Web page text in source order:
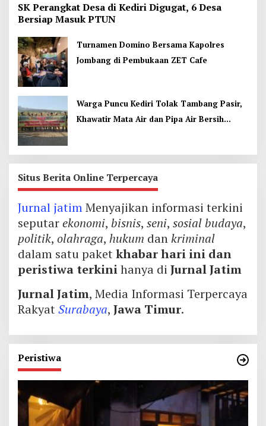
SK Perangkat Desa di Kediri Digugat, 6 Desa
Bersiap Masuk PTUN
Turnamen Domino Bersama Kapolres
Jombang di Pembukaan ZET Cafe
Warga Puncu Kediri Tolak Tambang Pasir,
Khawatir Mata Air dan Pipa Air Bersih
Situs Berita Online Terpercaya
Jurnal jatimMenyajikan informasi terkini
seputarekonomi, bisnis, seni, sosial budaya,
politik, olahraga, hukum dankriminal
dalam satu paketkhabar hari ini dan
peristiwa terkinihanya di Jurnal Jatim
Jurnal Jatim, Media Informasi Terpercaya
RakyatSurabaya, Jawa Timur.
Peristiwa